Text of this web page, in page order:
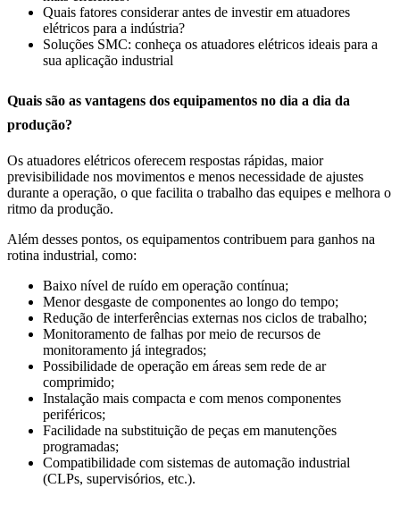
Quais fatores considerar antes de investir em atuadores
elétricos para a indústria?
Soluções SMC: conheça os atuadores elétricos ideais para a
sua aplicação industrial
Quais são as vantagens dos equipamentos no dia a dia da
produção?
Os atuadores elétricos oferecem respostas rápidas, maior
previsibilidade nos movimentos e menos necessidade de ajustes
durante a operação, o que facilita o trabalho das equipes e melhora o
ritmo da produção.
Além desses pontos, os equipamentos contribuem para ganhos na
rotina industrial, como:
Baixo nível de ruído em operação contínua;
Menor desgaste de componentes ao longo do tempo;
Redução de interferências externas nos ciclos de trabalho;
Monitoramento de falhas por meio de recursos de
monitoramento já integrados;
Possibilidade de operação em áreas sem rede de ar
comprimido;
Instalação mais compacta e com menos componentes
periféricos;
Facilidade na substituição de peças em manutenções
programadas;
Compatibilidade com sistemas de automação industrial
(CLPs, supervisórios, etc.).